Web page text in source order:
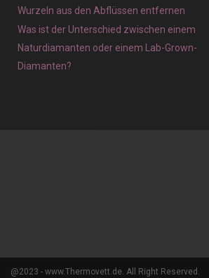
Wurzeln aus den Abflüssen entfernen
Was ist der Unterschied zwischen einem
Naturdiamanten oder einem Lab-Grown-
Diamanten?
@2023 - www.Thermovett.de. All Right Reserved.